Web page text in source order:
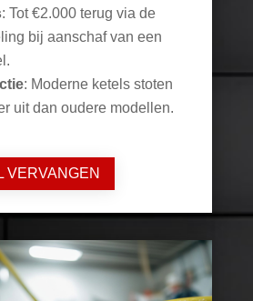
: Tot €2.000 terug via de
bij aanschaf van een
: Moderne ketels stoten
uit dan oudere modellen.
VERVANGEN